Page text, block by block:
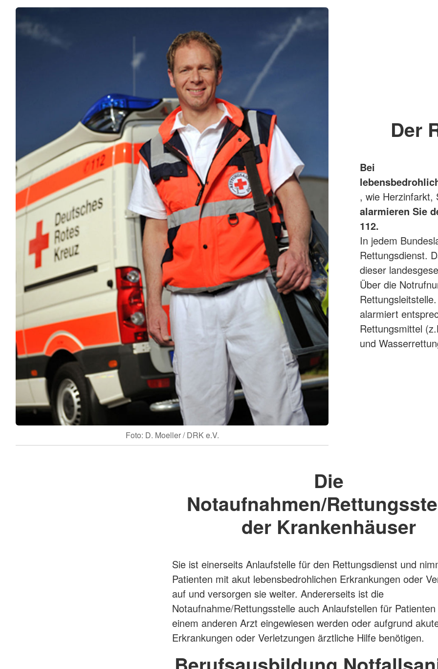
Foto: D. Moeller / DRK e.V.
Der
Bei
, wie Herzinfarkt,
alarmieren Sie
112.
In jedem
Rettungsdienst.
dieser
Über die
alarmiert
Rettungsmittel
und
Die
Notaufnahmen/
der Krankenhäuser
Sie ist einerseits Anlaufstelle für den Rettungsdienst und
Patienten mit akut lebensbedrohlichen Erkrankungen oder
auf und versorgen sie weiter. Andererseits ist die
Notaufnahme/Rettungsstelle auch Anlaufstellen für
einem anderen Arzt eingewiesen werden oder aufgrund
Erkrankungen oder Verletzungen ärztliche Hilfe benötigen.